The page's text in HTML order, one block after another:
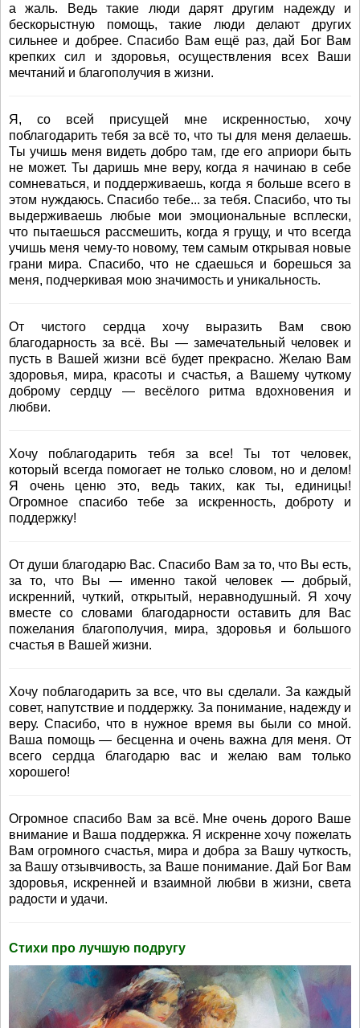
а жаль. Ведь такие люди дарят другим надежду и
бескорыстную помощь, такие люди делают других
сильнее и добрее. Спасибо Вам ещё раз, дай Бог Вам
крепких сил и здоровья, осуществления всех Ваши
мечтаний и благополучия в жизни.
Я, со всей присущей мне искренностью, хочу
поблагодарить тебя за всё то, что ты для меня делаешь.
Ты учишь меня видеть добро там, где его априори быть
не может. Ты даришь мне веру, когда я начинаю в себе
сомневаться, и поддерживаешь, когда я больше всего в
этом нуждаюсь. Спасибо тебе... за тебя. Спасибо, что ты
выдерживаешь любые мои эмоциональные всплески,
что пытаешься рассмешить, когда я грущу, и что всегда
учишь меня чему-то новому, тем самым открывая новые
грани мира. Спасибо, что не сдаешься и борешься за
меня, подчеркивая мою значимость и уникальность.
От чистого сердца хочу выразить Вам свою
благодарность за всё. Вы — замечательный человек и
пусть в Вашей жизни всё будет прекрасно. Желаю Вам
здоровья, мира, красоты и счастья, а Вашему чуткому
доброму сердцу — весёлого ритма вдохновения и
любви.
Хочу поблагодарить тебя за все! Ты тот человек,
который всегда помогает не только словом, но и делом!
Я очень ценю это, ведь таких, как ты, единицы!
Огромное спасибо тебе за искренность, доброту и
поддержку!
От души благодарю Вас. Спасибо Вам за то, что Вы есть,
за то, что Вы — именно такой человек — добрый,
искренний, чуткий, открытый, неравнодушный. Я хочу
вместе со словами благодарности оставить для Вас
пожелания благополучия, мира, здоровья и большого
счастья в Вашей жизни.
Хочу поблагодарить за все, что вы сделали. За каждый
совет, напутствие и поддержку. За понимание, надежду и
веру. Спасибо, что в нужное время вы были со мной.
Ваша помощь — бесценна и очень важна для меня. От
всего сердца благодарю вас и желаю вам только
хорошего!
Огромное спасибо Вам за всё. Мне очень дорого Ваше
внимание и Ваша поддержка. Я искренне хочу пожелать
Вам огромного счастья, мира и добра за Вашу чуткость,
за Вашу отзывчивость, за Ваше понимание. Дай Бог Вам
здоровья, искренней и взаимной любви в жизни, света
радости и удачи.
Стихи про лучшую подругу